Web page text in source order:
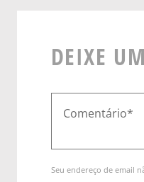
DEIXE
Seu endereço de email